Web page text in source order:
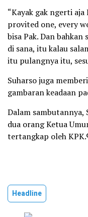
“Kayak gak ngerti aja
provited one, every
bisa Pak. Dan
di sana, itu kalau
itu pulangnya itu,
Suharso juga
gambaran keadaan
Dalam sambutannya,
dua orang Ketua
tertangkap oleh
Headline